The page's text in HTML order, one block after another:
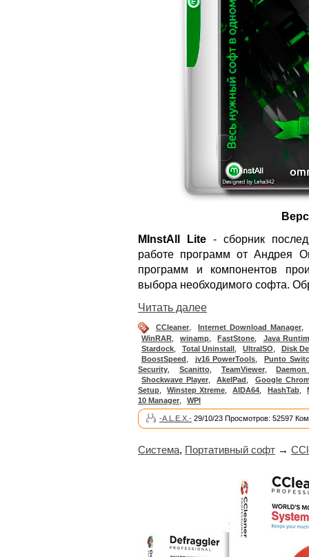
MInstAll Lite- сборник
работе программ от Андрея
программ и компонентов
выбора необходимого софта.
Читать далее
CCleaner Internet Download Manager
WinRAR
winamp FastStone
Java
Stardock
Total Uninstall UltraISO
Disk
BoostSpeed
jv16 PowerTools
Punto
Security
Scanitto, TeamViewer,
Shockwave Player, AkelPad
Google
Setup
Winstep Xtreme, AIDA64 HashTab,
10 Manager
WPI
-A.L.E.X.- 29/10/23 Просмотров: 52597
Система, Портативный софт →